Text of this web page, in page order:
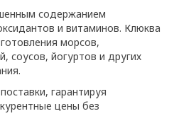
содержанием
и витаминов. Клюква
морсов,
соусов, йогуртов и других
гарантируя
цены без